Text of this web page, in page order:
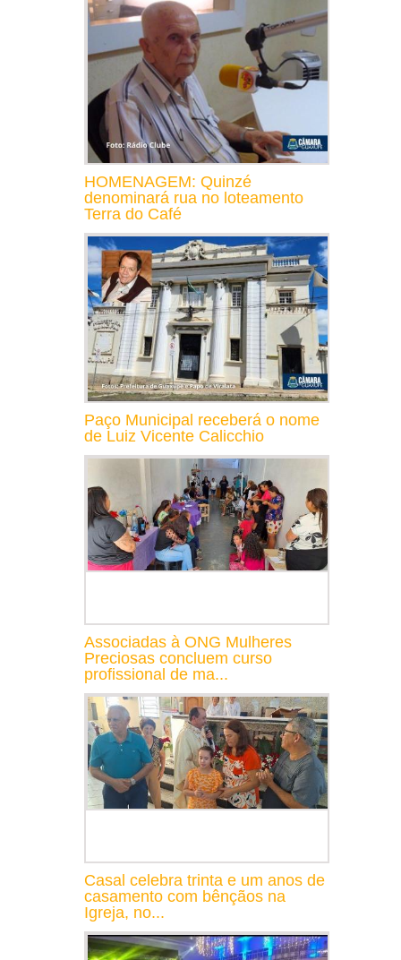
HOMENAGEM: Quinzé
denominará rua no loteamento
Terra do Café
Paço Municipal receberá o nome
de Luiz Vicente Calicchio
Associadas à ONG Mulheres
Preciosas concluem curso
profissional de ma...
Casal celebra trinta e um anos de
casamento com bênçãos na
Igreja, no...